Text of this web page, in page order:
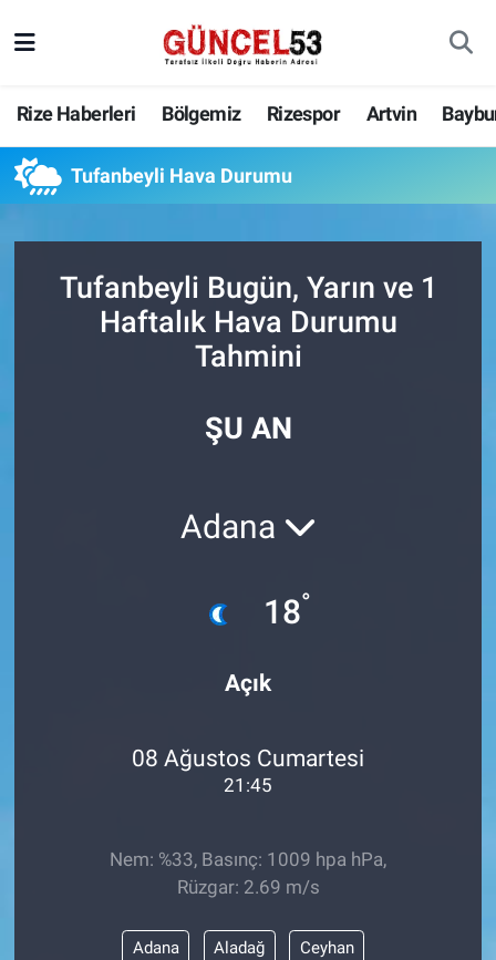
Rize Haberleri Bölgemiz Rizespor Artvin
Tufanbeyli Hava Durumu
Tufanbeyli Bugün, Yarın ve 1
Haftalık Hava Durumu
Tahmini
ŞU AN
Adana
18°
Açık
08 Ağustos Cumartesi
21:45
Nem: %33, Basınç: 1009 hpa hPa,
Rüzgar: 2.69 m/s
Adana Aladağ Ceyhan